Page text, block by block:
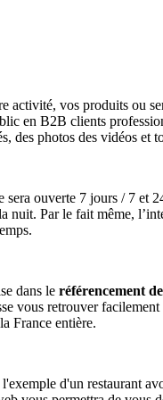
vos produits ou
en B2B clients
des photos des vidéos
ouverte 7 jours / 7 et
Par le fait même,
dans le référencement
vous retrouver
France entière.
d'un restaurant